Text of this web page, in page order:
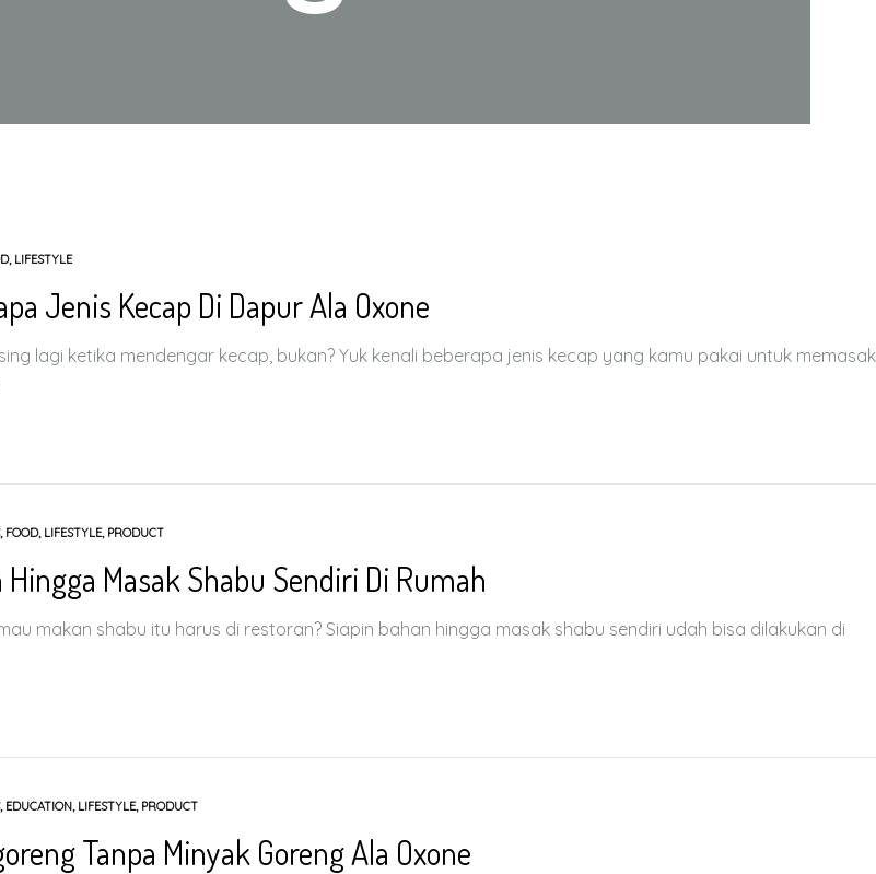
, LIFESTYLE
Jenis Kecap Di Dapur Ala Oxone
lagi ketika mendengar kecap, bukan? Yuk kenali beberapa jenis kecap yang kamu pakai untuk memasak
, FOOD, LIFESTYLE, PRODUCT
Masak Shabu Sendiri Di Rumah
makan shabu itu harus di restoran? Siapin bahan hingga masak shabu sendiri udah bisa dilakukan di
, EDUCATION, LIFESTYLE, PRODUCT
Tanpa Minyak Goreng Ala Oxone